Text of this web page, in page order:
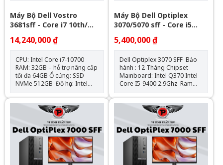
Máy Bộ Dell Vostro
3681sff - Core i7 10th/
32Gb/ Nvme 512GB -
Window 11Pro Bản Quyền
OEM
14,240,000 ₫
CPU: Intel Core i7-10700
RAM: 32GB – hỗ trợ nâng cấp
tối đa 64GB Ổ cứng: SSD
NVMe 512GB Đồ họa: Intel
UHD Graphics 630 (onboard)
Mainboard: Dell OEM –
Chipset H470 Cổng kết nối:
HDMI, VGA, 4x USB 3.0, 4x
USB 2.0, LAN Gigabit, Audio
combo Nguồn: Công suất
thực Hệ điều hành: Windows
11Pro Bản Stick OEM (1key/ 1
máy)
Máy Bộ Dell Optiplex
3070/5070 sff - Core i5
5,400,000 ₫
Dell Optiplex 3070 SFF Bảo
hành : 12 Tháng Chipset
Mainboard: Intel Q370 Intel
Core I5-9400 2.9Ghz Ram
: 8GB DDR4 - 2133Mhz SSD
: 120GB VGA: Đồ họa HD
Intel® 630 Hệ điều hành:
Chưa Bao Gồm